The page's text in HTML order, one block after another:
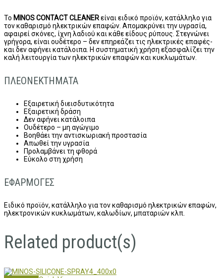
Το MINOS CONTACT CLEANERείναι ειδικό προϊόν, κατάλληλο για
τον καθαρισμό ηλεκτρικών επαφών. Απομακρύνει την υγρασία,
αφαιρεί σκόνες, ίχνη λαδιού και κάθε είδους ρύπους. Στεγνώνει
γρήγορα, είναι ουδέτερο – δεν επηρεάζει τις ηλεκτρικές επαφές-
και δεν αφήνει κατάλοιπα. Η συστηματική χρήση εξασφαλίζει την
καλή λειτουργία των ηλεκτρικών επαφών και κυκλωμάτων.
ΠΛΕΟΝΕΚΤΗΜΑΤΑ
Εξαιρετική διεισδυτικότητα
Εξαιρετική δράση
Δεν αφήνει κατάλοιπα
Ουδέτερο – μη αγώγιμο
Βοηθάει την αντισκωριακή προστασία
Απωθεί την υγρασία
Προλαμβάνει τη φθορά
Εύκολο στη χρήση
ΕΦΑΡΜΟΓΕΣ
Ειδικό προϊόν, κατάλληλο για τον καθαρισμό ηλεκτρικών επαφών,
ηλεκτρονικών κυκλωμάτων, καλωδίων, μπαταριών κλπ.
Related product(s)